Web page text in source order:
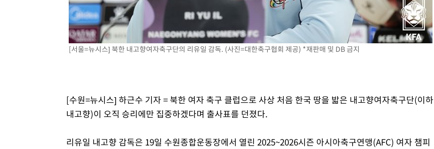
'최고 37도' 폭염 지속…강원동해안 최대 150㎜ 비
[속보]뉴욕증시 상승 마감…S&P 0.6% 나스닥 1.3%↑
[서울=뉴시스] 북한 내고향여자축구단의 리유일 감독. (사진=대한축구협회 제공) *재판매 및 DB 금지
[수원=뉴시스] 하근수 기자 = 북한 여자 축구 클럽으로 사상 처음 한국 땅을 밟은 내고향여자축구단(이하
내고향)이 오직 승리에만 집중하겠다며 출사표를 던졌다.
리유일 내고향 감독은 19일 수원종합운동장에서 열린 2025~2026시즌 아시아축구연맹(AFC) 여자 챔피